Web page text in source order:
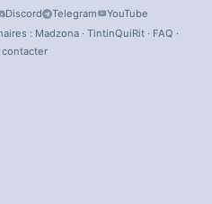
Discord Telegram
YouTube
: Madzona· TintinQuiRit· FAQ ·
contacter